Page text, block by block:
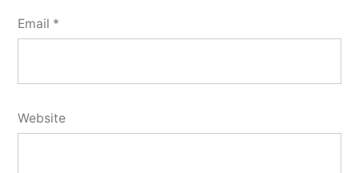
Email *
Website